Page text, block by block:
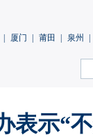
厦门 莆田 泉州
表示“